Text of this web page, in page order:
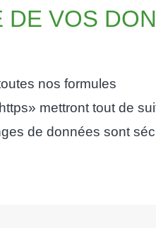
DE VOS
nos formules
mettront tout de
de données sont